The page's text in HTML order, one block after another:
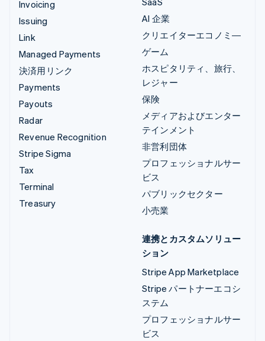
Invoicing
Issuing
Link
Managed Payments
決済用リンク
Payments
Payouts
Radar
Revenue Recognition
Stripe Sigma
Tax
Terminal
Treasury
AI 企業
クリエイターエコノミ―
ゲーム
ホスピタリティ、旅行、
レジャー
保険
メディアおよびエンター
テインメント
非営利団体
プロフェッショナルサー
ビス
パブリックセクター
小売業
連携とカスタムソリュー
ション
Stripe App Marketplace
Stripe パートナーエコシ
ステム
プロフェッショナルサー
ビス